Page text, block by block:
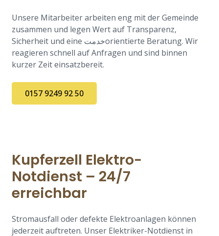
Unsere Mitarbeiter arbeiten eng mit der Gemeinde
zusammen und legen Wert auf Transparenz,
Sicherheit und eine خدمتorientierte Beratung. Wir
reagieren schnell auf Anfragen und sind binnen
kurzer Zeit einsatzbereit.
0157 9249 92 50
Kupferzell Elektro-
Notdienst – 24/7
erreichbar
Stromausfall oder defekte Elektroanlagen können
jederzeit auftreten. Unser Elektriker-Notdienst in